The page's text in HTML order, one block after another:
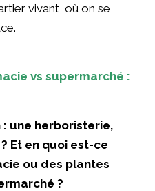
vivant, où on se
vs supermarché :
une herboristerie,
Et en quoi est-ce
ou des plantes
?